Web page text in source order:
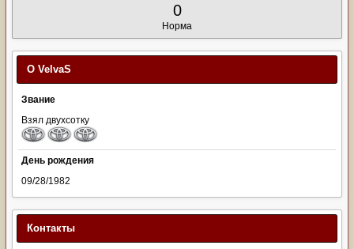
0
Норма
О VelvaS
Звание
Взял двухсотку
День рождения
09/28/1982
Контакты